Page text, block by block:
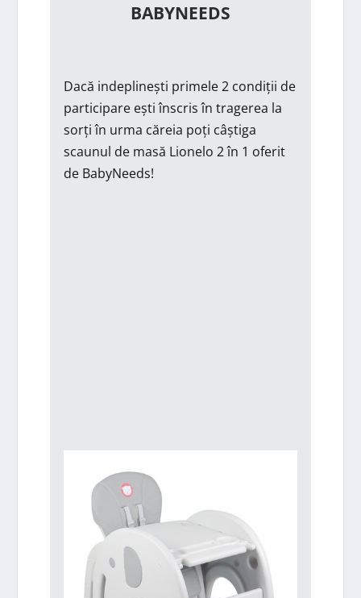
BABYNEEDS
Dacă indeplinești primele 2 condiții de
participare ești înscris în tragerea la
sorți în urma căreia poți câștiga
scaunul de masă Lionelo 2 în 1 oferit
de BabyNeeds!